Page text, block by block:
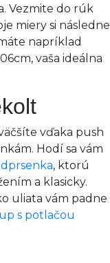
Vezmite do rúk
miery si následne
napríklad
vaša ideálna
vďaka push
Hodí sa vám
, ktorú
a klasicky.
uliata vám padne
s potlačou